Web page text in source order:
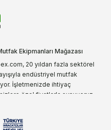
Ekipmanları Mağazası
20 yıldan fazla sektörel
endüstriyel mutfak
İşletmenizde ihtiyaç
özel fiyatlarla sunuyoruz.
akla gelen ilk adreslerden
gösteren mutbex.com,